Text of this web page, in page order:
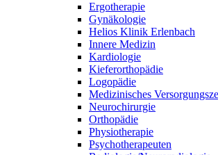
Ergotherapie
Gynäkologie
Helios Klinik Erlenbach
Innere Medizin
Kardiologie
Kieferorthopädie
Logopädie
Medizinisches
Neurochirurgie
Orthopädie
Physiotherapie
Psychotherapeuten